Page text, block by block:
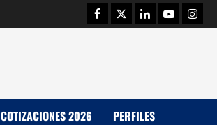
Facebook
TwitterLinkedinYoutube
COTIZACIONES 2026 PERFILES